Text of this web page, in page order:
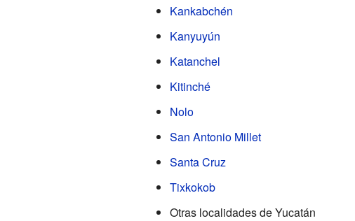
Kankabchén
Kanyuyún
Katanchel
Kitinché
Nolo
San Antonio Millet
Santa Cruz
Tixkokob
Otras localidades de Yucatán